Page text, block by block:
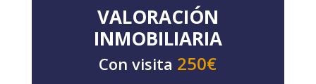
VALORACIÓN
INMOBILIARIA
Con visita 250€